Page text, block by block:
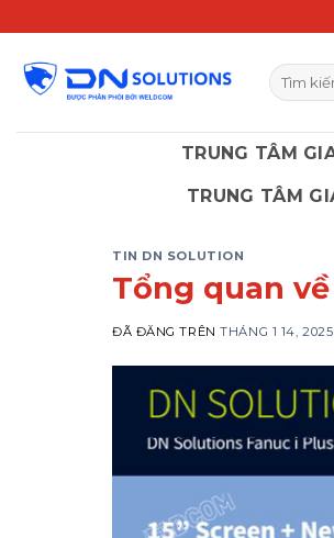
đến
nội
dung
Tìm
kiếm:
TRUNG TÂM
TRUNG TÂM
TIN DN SOLUTION
Tổng quan
ĐÃ ĐĂNG TRÊNTHÁNG 1 14, 2025